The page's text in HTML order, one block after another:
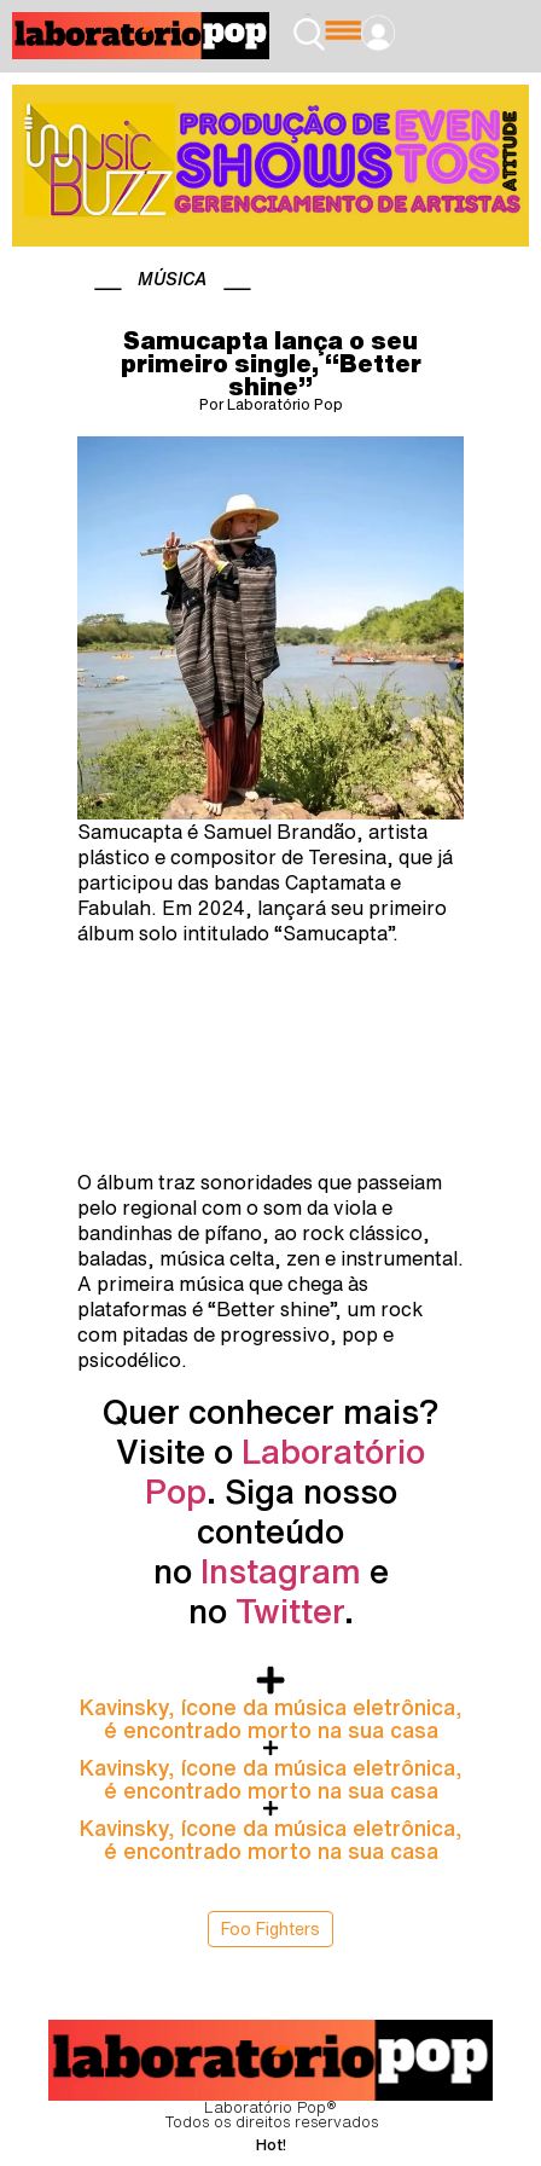
MÚSICA
Samucapta lança o seu
primeiro single, “Better
shine”
Por Laboratório Pop
Samucapta é Samuel Brandão, artista
plástico e compositor de Teresina, que já
participou das bandas Captamata e
Fabulah. Em 2024, lançará seu primeiro
álbum solo intitulado “Samucapta”.
O álbum traz sonoridades que passeiam
pelo regional com o som da viola e
bandinhas de pífano, ao rock clássico,
baladas, música celta, zen e instrumental.
A primeira música que chega às
plataformas é “Better shine”, um rock
com pitadas de progressivo, pop e
psicodélico.
Quer conhecer mais?
Visite o Laboratório
Pop. Siga nosso
conteúdo
no Instagram e
no Twitter.
Kavinsky, ícone da música eletrônica,
é encontrado morto na sua casa
Kavinsky, ícone da música eletrônica,
é encontrado morto na sua casa
Kavinsky, ícone da música eletrônica,
é encontrado morto na sua casa
Foo Fighters
Laboratório Pop®
Todos os direitos reservados
Hot!